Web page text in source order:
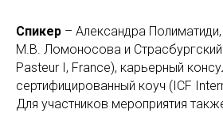
Спикер – Александра
М.В. Ломоносова и Страсбургский
Pasteur I, France), карьерный
сертифицированный коуч (ICF
Для участников мероприятия